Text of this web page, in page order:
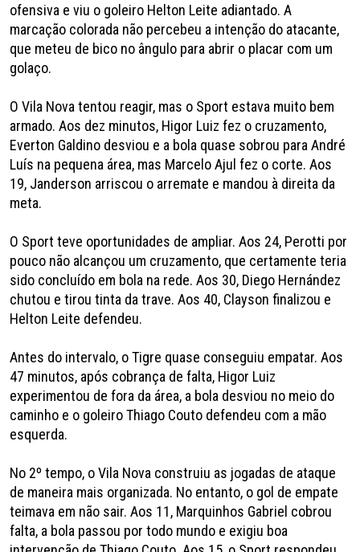
ofensiva e viu o goleiro Helton Leite adiantado. A
marcação colorada não percebeu a intenção do atacante,
que meteu de bico no ângulo para abrir o placar com um
golaço.
O Vila Nova tentou reagir, mas o Sport estava muito bem
armado. Aos dez minutos, Higor Luiz fez o cruzamento,
Everton Galdino desviou e a bola quase sobrou para André
Luís na pequena área, mas Marcelo Ajul fez o corte. Aos
19, Janderson arriscou o arremate e mandou à direita da
meta.
O Sport teve oportunidades de ampliar. Aos 24, Perotti por
pouco não alcançou um cruzamento, que certamente teria
sido concluído em bola na rede. Aos 30, Diego Hernández
chutou e tirou tinta da trave. Aos 40, Clayson finalizou e
Helton Leite defendeu.
Antes do intervalo, o Tigre quase conseguiu empatar. Aos
47 minutos, após cobrança de falta, Higor Luiz
experimentou de fora da área, a bola desviou no meio do
caminho e o goleiro Thiago Couto defendeu com a mão
esquerda.
No 2º tempo, o Vila Nova construiu as jogadas de ataque
de maneira mais organizada. No entanto, o gol de empate
teimava em não sair. Aos 11, Marquinhos Gabriel cobrou
falta, a bola passou por todo mundo e exigiu boa